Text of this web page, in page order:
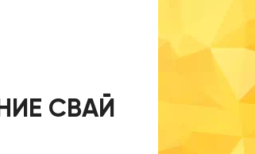
СВАЙ